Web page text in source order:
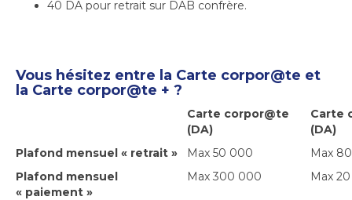
40 DA pour retrait sur DAB confrère.
Vous hésitez entre la Carte corpor@te et
la Carte corpor@te + ?
Carte corpor@te
(DA)
Carte
(DA)
Plafond mensuel « retrait »
Max 50 000
Max
Plafond mensuel
« paiement »
Max 300 000 Max